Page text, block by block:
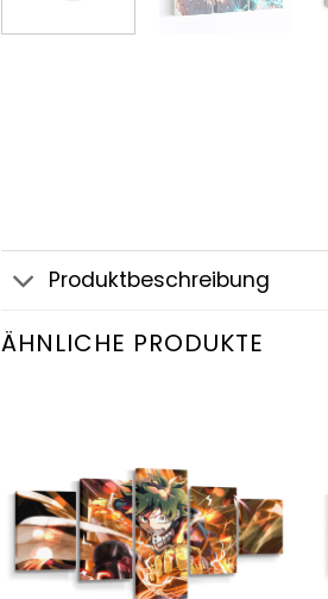
Produktbeschreibung
ÄHNLICHE PRODUKTE